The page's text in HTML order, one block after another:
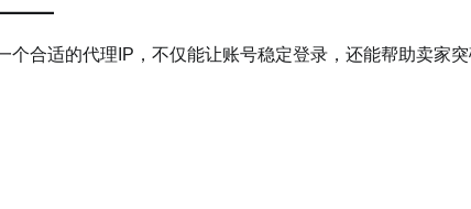
合适的代理IP，不仅能让账号稳定登录，还能帮助卖家